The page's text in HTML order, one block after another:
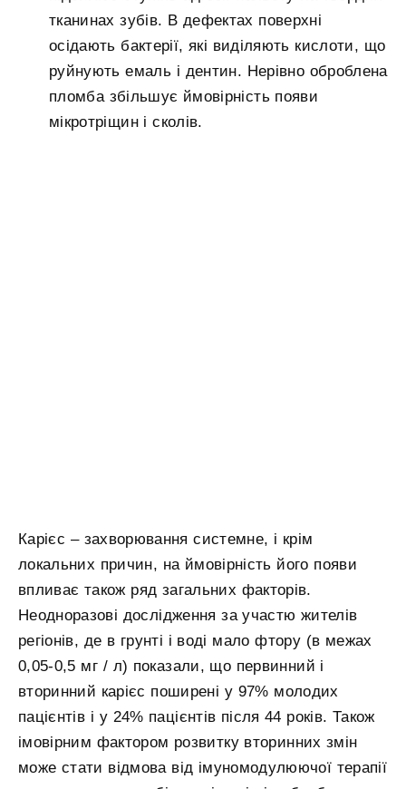
тканинах зубів. В дефектах поверхні
осідають бактерії, які виділяють кислоти, що
руйнують емаль і дентин. Нерівно оброблена
пломба збільшує ймовірність появи
мікротріщин і сколів.
Карієс – захворювання системне, і крім
локальних причин, на ймовірність його появи
впливає також ряд загальних факторів.
Неодноразові дослідження за участю жителів
регіонів, де в грунті і воді мало фтору (в межах
0,05-0,5 мг / л) показали, що первинний і
вторинний карієс поширені у 97% молодих
пацієнтів і у 24% пацієнтів після 44 років. Також
імовірним фактором розвитку вторинних змін
може стати відмова від імуномодулюючої терапії